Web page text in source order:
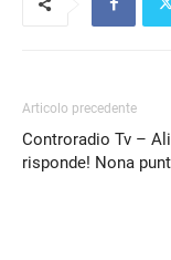
Articolo precedente
Controradio Tv –
risponde! Nona